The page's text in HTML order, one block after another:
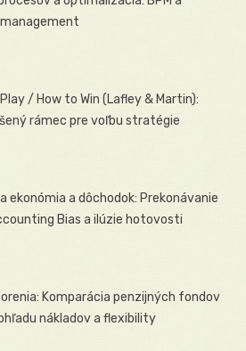
/ How to Win (Lafley & Martin):
rámec pre voľbu stratégie
ekonómia a dôchodok: Prekonávanie
Bias a ilúzie hotovosti
Komparácia penzijných fondov
nákladov a flexibility